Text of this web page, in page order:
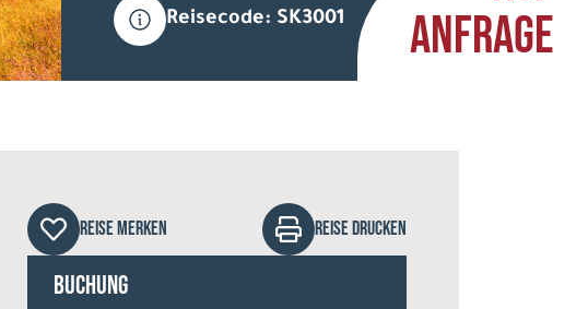
Reisecode: SK3001
ANFRAGE
REISE MERKEN REISE DRUCKEN
Buchung